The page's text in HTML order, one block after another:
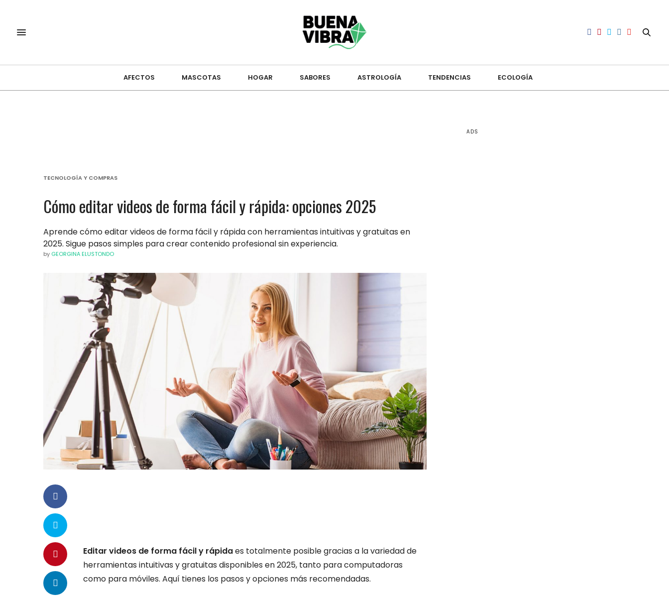
AFECTOS MASCOTAS HOGAR SABORES ASTROLOGÍA TENDENCIAS ECOLOGÍA
TECNOLOGÍA Y COMPRAS
Cómo editar videos de forma fácil y rápida: opciones 2025
Aprende cómo editar videos de forma fácil y rápida con herramientas intuitivas y gratuitas en
2025. Sigue pasos simples para crear contenido profesional sin experiencia.
by GEORGINA ELUSTONDO
Editar videos de forma fácil y rápidaes totalmente posible gracias a la variedad de
herramientas intuitivas y gratuitas disponibles en 2025, tanto para computadoras
como para móviles. Aquí tienes los pasos y opciones más recomendadas.
ADS